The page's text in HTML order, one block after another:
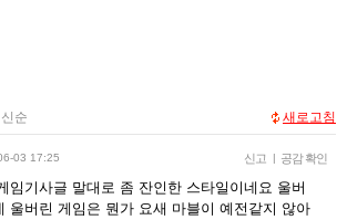
순 새로고침
03 17:25 신고 공감 확인
임기사글 말대로 좀 잔인한 스타일이네요 울버
울버린 게임은 뭔가 요새 마블이 예전같지 않아